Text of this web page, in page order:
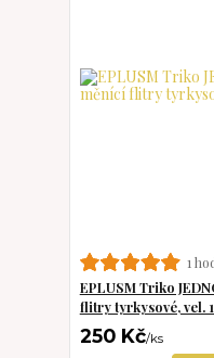
1
EPLUSM Triko
flitry tyrkysové, vel.
250 Kč/ks